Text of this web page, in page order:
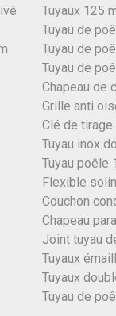
Tuyaux 125
Tuyau de
Tuyau de
Tuyau de
Chapeau de
Grille anti
Clé de tirage
Tuyau inox
Tuyau poêle
Flexible
Couchon
Chapeau
Joint tuyau
Tuyaux
Tuyaux
Tuyau de